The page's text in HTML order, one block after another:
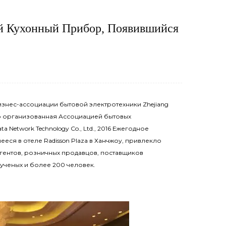
Кухонный Прибор, Появившийся
ассоциации бытовой электротехники Zhejiang
организованная Ассоциацией бытовых
Technology Co., Ltd., 2016 Ежегодное
в отеле Radisson Plaza в Ханчжоу, привлекло
розничных продавцов, поставщиков
и более 200 человек.